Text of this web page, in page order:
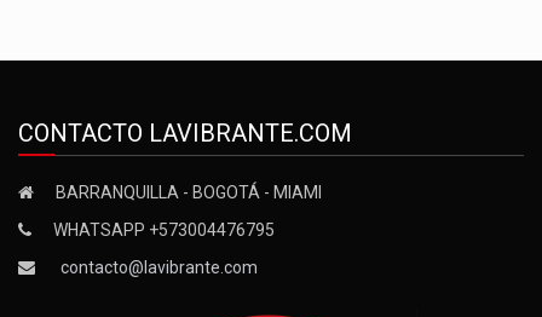
CONTACTO LAVIBRANTE.COM
BARRANQUILLA - BOGOTÁ - MIAMI
WHATSAPP +573004476795
contacto@lavibrante.com